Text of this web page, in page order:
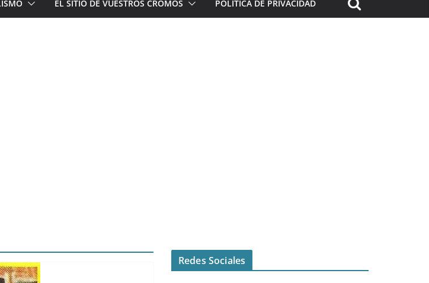
EL SITIO DE VUESTROS CROMOS POLÍTICA DE PRIVACIDAD
Redes Sociales